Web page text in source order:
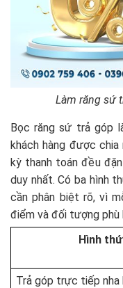
Làm răng sứ
Bọc răng sứ trả góp
khách hàng được
kỳ thanh toán đều
duy nhất. Có ba hình
cần phân biệt rõ, vì
điểm và đối tượng phù
Hình
Trả góp trực tiếp nha